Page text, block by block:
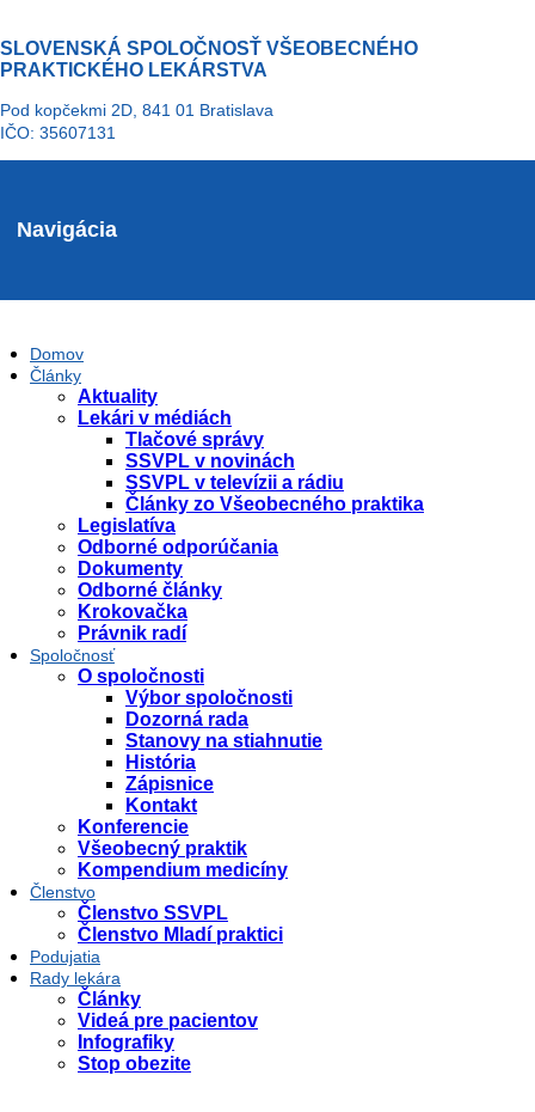
SLOVENSKÁ SPOLOČNOSŤ VŠEOBECNÉHO
PRAKTICKÉHO LEKÁRSTVA
Pod kopčekmi 2D, 841 01 Bratislava
IČO: 35607131
Navigácia
Domov
Články
Aktuality
Lekári v médiách
Tlačové správy
SSVPL v novinách
SSVPL v televízii a rádiu
Články zo Všeobecného praktika
Legislatíva
Odborné odporúčania
Dokumenty
Odborné články
Krokovačka
Právnik radí
Spoločnosť
O spoločnosti
Výbor spoločnosti
Dozorná rada
Stanovy na stiahnutie
História
Zápisnice
Kontakt
Konferencie
Všeobecný praktik
Kompendium medicíny
Členstvo
Členstvo SSVPL
Členstvo Mladí praktici
Podujatia
Rady lekára
Články
Videá pre pacientov
Infografiky
Stop obezite